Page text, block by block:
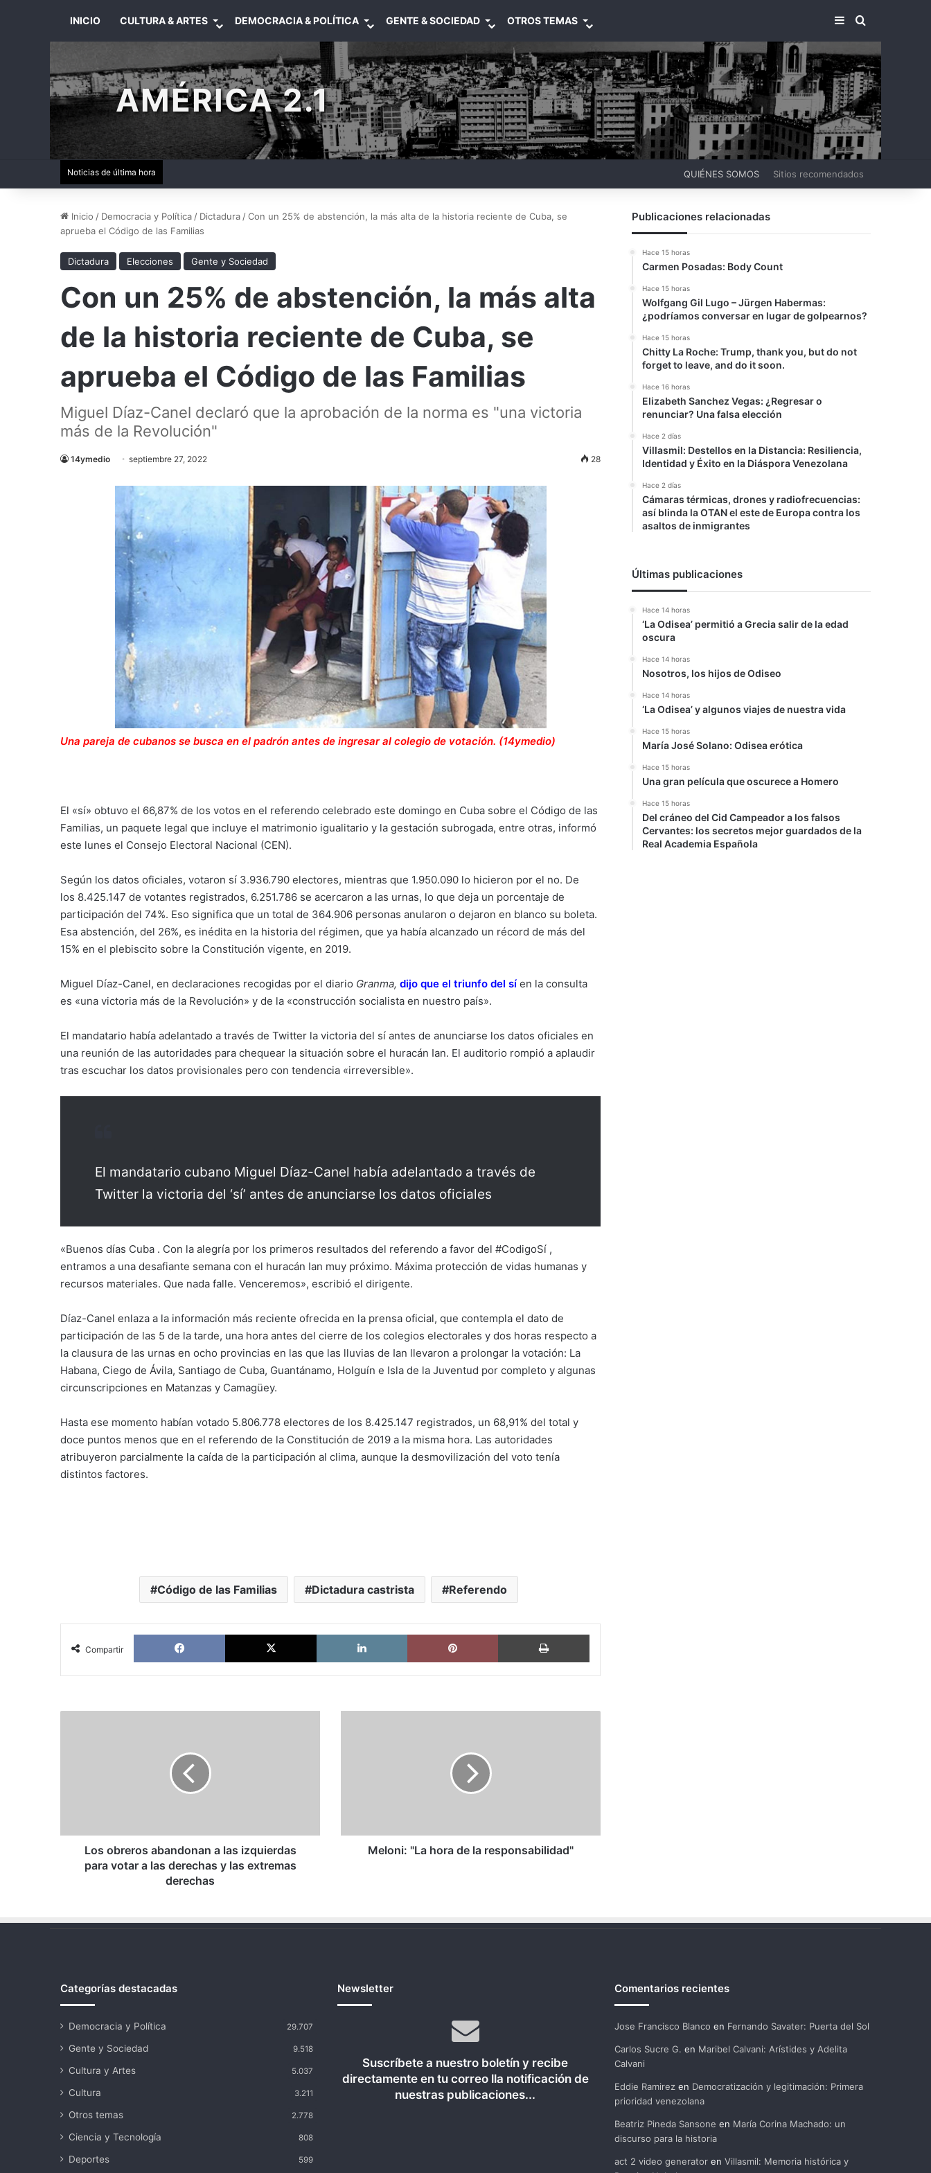
INICIO CULTURA & ARTES DEMOCRACIA & POLÍTICA GENTE & SOCIEDAD OTROS TEMAS BARRA LATERAL
BUSCAR
AMÉRICA 2.1
Noticias de última hora QUIÉNES SOMOS Sitios recomendados
Inicio / Democracia y Política / Dictadura /Con un 25% de abstención, la más alta de la historia reciente de Cuba, se
aprueba el Código de las Familias
Dictadura Elecciones Gente y Sociedad
Con un 25% de abstención, la más alta
de la historia reciente de Cuba, se
aprueba el Código de las Familias
Miguel Díaz-Canel declaró que la aprobación de la norma es "una victoria
más de la Revolución"
14ymedio septiembre 27, 2022 28
Una pareja de cubanos se busca en el padrón antes de ingresar al colegio de votación. (14ymedio)
El «sí» obtuvo el 66,87% de los votos en el referendo celebrado este domingo en Cuba sobre el Código de las
Familias, un paquete legal que incluye el matrimonio igualitario y la gestación subrogada, entre otras, informó
este lunes el Consejo Electoral Nacional (CEN).
Según los datos oficiales, votaron sí 3.936.790 electores, mientras que 1.950.090 lo hicieron por el no. De
los 8.425.147 de votantes registrados, 6.251.786 se acercaron a las urnas, lo que deja un porcentaje de
participación del 74%. Eso significa que un total de 364.906 personas anularon o dejaron en blanco su boleta.
Esa abstención, del 26%, es inédita en la historia del régimen, que ya había alcanzado un récord de más del
15% en el plebiscito sobre la Constitución vigente, en 2019.
Miguel Díaz-Canel, en declaraciones recogidas por el diario Granma, dijo que el triunfo del sí en la consulta
es «una victoria más de la Revolución» y de la «construcción socialista en nuestro país».
El mandatario había adelantado a través de Twitter la victoria del sí antes de anunciarse los datos oficiales en
una reunión de las autoridades para chequear la situación sobre el huracán Ian. El auditorio rompió a aplaudir
tras escuchar los datos provisionales pero con tendencia «irreversible».
El mandatario cubano Miguel Díaz-Canel había adelantado a través de
Twitter la victoria del ‘sí’ antes de anunciarse los datos oficiales
«Buenos días Cuba . Con la alegría por los primeros resultados del referendo a favor del #CodigoSí ,
entramos a una desafiante semana con el huracán Ian muy próximo. Máxima protección de vidas humanas y
recursos materiales. Que nada falle. Venceremos», escribió el dirigente.
Díaz-Canel enlaza a la información más reciente ofrecida en la prensa oficial, que contempla el dato de
participación de las 5 de la tarde, una hora antes del cierre de los colegios electorales y dos horas respecto a
la clausura de las urnas en ocho provincias en las que las lluvias de Ian llevaron a prolongar la votación: La
Habana, Ciego de Ávila, Santiago de Cuba, Guantánamo, Holguín e Isla de la Juventud por completo y algunas
circunscripciones en Matanzas y Camagüey.
Hasta ese momento habían votado 5.806.778 electores de los 8.425.147 registrados, un 68,91% del total y
doce puntos menos que en el referendo de la Constitución de 2019 a la misma hora. Las autoridades
atribuyeron parcialmente la caída de la participación al clima, aunque la desmovilización del voto tenía
distintos factores.
Código de las Familias Dictadura castrista Referendo
Compartir
Facebook X LinkedIn Pinterest Imprimir
a
derechas
derechas
Los obreros abandonan a las izquierdas
para votar a las derechas y las extremas
derechas
Meloni: "La hora de la responsabilidad"
Publicaciones relacionadas
Hace 15 horas
Carmen Posadas: Body Count
Hace 15 horas
Wolfgang Gil Lugo – Jürgen Habermas:
¿podríamos conversar en lugar de golpearnos?
Hace 15 horas
Chitty La Roche: Trump, thank you, but do not
forget to leave, and do it soon.
Hace 16 horas
Elizabeth Sanchez Vegas: ¿Regresar o
renunciar? Una falsa elección
Hace 2 días
Villasmil: Destellos en la Distancia: Resiliencia,
Identidad y Éxito en la Diáspora Venezolana
Hace 2 días
Cámaras térmicas, drones y radiofrecuencias:
así blinda la OTAN el este de Europa contra los
asaltos de inmigrantes
Últimas publicaciones
Hace 14 horas
‘La Odisea’ permitió a Grecia salir de la edad
oscura
Hace 14 horas
Nosotros, los hijos de Odiseo
Hace 14 horas
‘La Odisea’ y algunos viajes de nuestra vida
Hace 15 horas
María José Solano: Odisea erótica
Hace 15 horas
Una gran película que oscurece a Homero
Hace 15 horas
Del cráneo del Cid Campeador a los falsos
Cervantes: los secretos mejor guardados de la
Real Academia Española
Categorías destacadas
Democracia y Política 29.707
Gente y Sociedad 9.518
Cultura y Artes 5.037
Cultura 3.211
Otros temas 2.778
Ciencia y Tecnología 808
Deportes 599
Newsletter
Suscríbete a nuestro boletín y recibe
directamente en tu correo lla notificación de
nuestras publicaciones...
Comentarios recientes
Jose Francisco Blanco en Fernando Savater: Puerta del Sol
Carlos Sucre G. en Maribel Calvani: Arístides y Adelita
Calvani
Eddie Ramirezen Democratización y legitimación: Primera
prioridad venezolana
Beatriz Pineda Sansone en María Corina Machado: un
discurso para la historia
act 2 video generatoren Villasmil: Memoria histórica y